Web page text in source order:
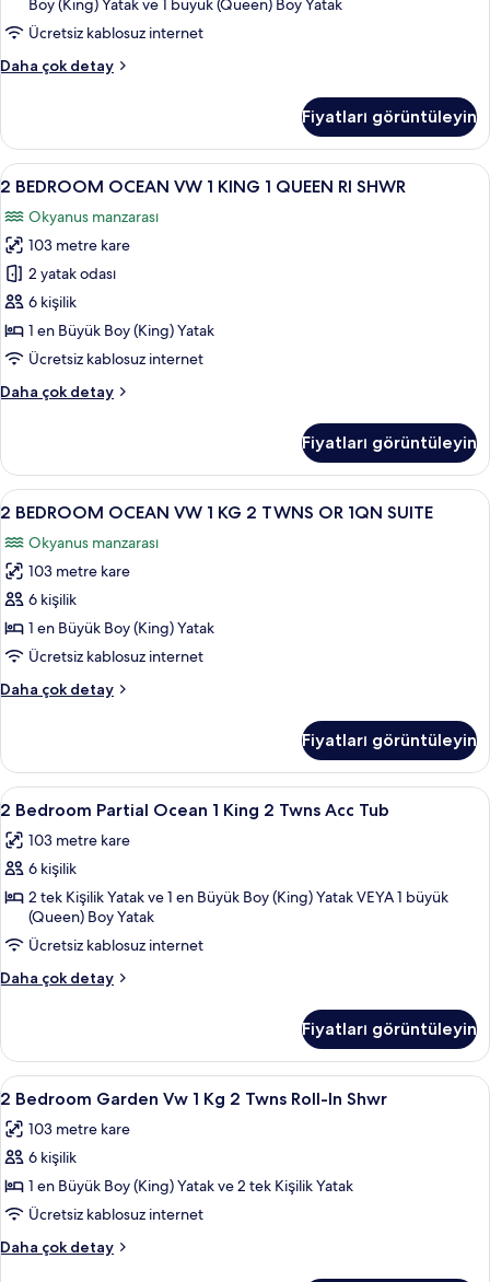
Manzarası
için
tüm
Boy (King) Yatak ve 1 büyük (Queen) Boy Yatak
Ücretsiz kablosuz internet
Daha çok detay
Süit,
Kısmi
Deniz
Manzarası
daha
fazla
detay
Fiyatları görüntüleyin
2
BEDROOM
OCEAN
VW
KING
1
QUEEN
SHWR
fotoğrafları
görün
Odada kasa, güneşlik/perde, ütü/ütü
7
2 BEDROOM OCEAN VW 1 KING 1 QUEEN RI SHWR
Okyanus manzarası
103 metre kare
2 yatak odası
6 kişilik
1 en Büyük Boy (King) Yatak
Ücretsiz kablosuz internet
Daha çok detay
2
1
KING
1
RI
SHWR
hakkında
daha
fazla
detay
Fiyatları görüntüleyin
2
BEDROOM
OCEAN
VW
1
KG
2
OR
için
tüm
fotoğrafları
görün
Odada kasa, güneşlik/perde, ütü/ütü
8
2 BEDROOM OCEAN VW 1 KG 2 TWNS OR 1QN SUITE
Okyanus manzarası
103 metre kare
6 kişilik
1 en Büyük Boy (King) Yatak
Ücretsiz kablosuz internet
Daha çok detay
2
1
KG
2
OR
1QN
hakkında
daha
fazla
Fiyatları görüntüleyin
2
Bedroom
Partial
Ocean
1
King
2
Twns
için
tüm
fotoğrafları
görün
Odada kasa, güneşlik/perde, ütü/ütü
6
2 Bedroom Partial Ocean 1 King 2 Twns Acc Tub
103 metre kare
6 kişilik
2 tek Kişilik Yatak ve 1 en Büyük Boy (King) Yatak VEYA 1 büyük
(Queen) Boy Yatak
Ücretsiz kablosuz internet
Daha çok detay
2
1
King
2
Acc
Tub
daha
fazla
Fiyatları görüntüleyin
2
Bedroom
Garden
Vw
1
Kg
2
Twns
Odada kasa, güneşlik/perde, ütü/ütü
2
2 Bedroom Garden Vw 1 Kg 2 Twns Roll-In Shwr
103 metre kare
6 kişilik
1 en Büyük Boy (King) Yatak ve 2 tek Kişilik Yatak
Ücretsiz kablosuz internet
Daha çok detay
2